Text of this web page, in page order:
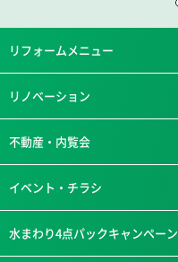
リフォームメニュー
リノベーション
不動産・内覧会
イベント・チラシ
水まわり4点パックキャンペーン